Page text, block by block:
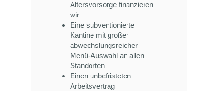
Altersvorsorge finanzieren
wir
Eine subventionierte
Kantine mit großer
abwechslungsreicher
Menü-Auswahl an allen
Standorten
Einen unbefristeten
Arbeitsvertrag